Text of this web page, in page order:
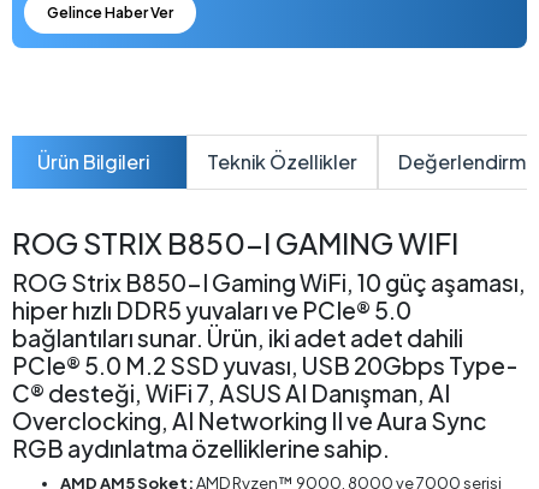
Gelince Haber Ver
Ürün Bilgileri Teknik Özellikler
ROG STRIX B850-I GAMING WIFI
ROG Strix B850-I Gaming WiFi, 10 güç aşaması,
hiper hızlı DDR5 yuvaları ve PCIe® 5.0
bağlantıları sunar. Ürün, iki adet adet dahili
PCIe® 5.0 M.2 SSD yuvası, USB 20Gbps Type-
C® desteği, WiFi 7, ASUS AI Danışman, AI
Overclocking, AI Networking II ve Aura Sync
RGB aydınlatma özelliklerine sahip.
AMD AM5 Soket:AMD Ryzen™ 9000, 8000 ve 7000 serisi